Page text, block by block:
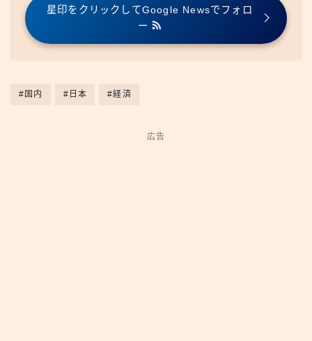
星印をクリックしてGoogle Newsでフォロ
ー
#国内 #日本 #経済
広告